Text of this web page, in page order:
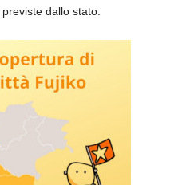
previste dallo stato.